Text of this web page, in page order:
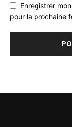
Enregistrer
pour la prochaine